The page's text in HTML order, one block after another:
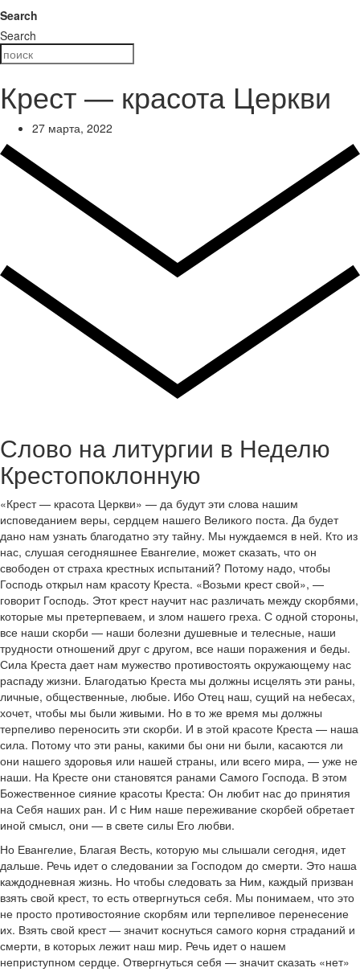
Search
Search
Крест — красота Церкви
27 марта, 2022
Слово на литургии в Неделю
Крестопоклонную
«Крест — красота Церкви» — да будут эти слова нашим
исповеданием веры, сердцем нашего Великого поста. Да будет
дано нам узнать благодатно эту тайну. Мы нуждаемся в ней. Кто из
нас, слушая сегодняшнее Евангелие, может сказать, что он
свободен от страха крестных испытаний? Потому надо, чтобы
Господь открыл нам красоту Креста. «Возьми крест свой», —
говорит Господь. Этот крест научит нас различать между скорбями,
которые мы претерпеваем, и злом нашего греха. С одной стороны,
все наши скорби — наши болезни душевные и телесные, наши
трудности отношений друг с другом, все наши поражения и беды.
Сила Креста дает нам мужество противостоять окружающему нас
распаду жизни. Благодатью Креста мы должны исцелять эти раны,
личные, общественные, любые. Ибо Отец наш, сущий на небесах,
хочет, чтобы мы были живыми. Но в то же время мы должны
терпеливо переносить эти скорби. И в этой красоте Креста — наша
сила. Потому что эти раны, какими бы они ни были, касаются ли
они нашего здоровья или нашей страны, или всего мира, — уже не
наши. На Кресте они становятся ранами Самого Господа. В этом
Божественное сияние красоты Креста: Он любит нас до принятия
на Себя наших ран. И с Ним наше переживание скорбей обретает
иной смысл, они — в свете силы Его любви.
Но Евангелие, Благая Весть, которую мы слышали сегодня, идет
дальше. Речь идет о следовании за Господом до смерти. Это наша
каждодневная жизнь. Но чтобы следовать за Ним, каждый призван
взять свой крест, то есть отвергнуться себя. Мы понимаем, что это
не просто противостояние скорбям или терпеливое перенесение
их. Взять свой крест — значит коснуться самого корня страданий и
смерти, в которых лежит наш мир. Речь идет о нашем
неприступном сердце. Отвергнуться себя — значит сказать «нет»